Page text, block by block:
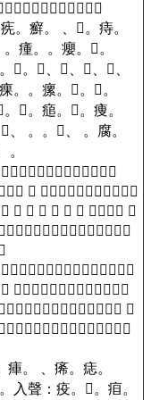
。 。 疳。 。 痜。 𤺨。 痦。
。 癬。 𤸟。 痔。
。 瘇。 。 癭。
𤵙。
𤵎。 𤻩、𤼛、𤹍、
𤼛、
㾧。 。 瘰。 𤹪。
𤻥。
。 𤹉。 㾽。 𤵨。 痩。
𤹳、 。 。 𤸗、 。
腐。
。
𤶆、𤶵。 痶。 。 𤻨。 。 𤹹。 。
。 㾖。 、 。 。 𤷋。 去聲：瘷。 瘀。
、 、 、 、 、 、 。 瘦。 。 、
𤵇。 疥。 瘻。 。 瘻。 瘶。 。 。 痸、
𤴨。 𤶝、疹。 疹、疢。 𤴻。 𤵜。
、 。 。 㾏。 疩。 。 㾒。 𤴱。 痗。
𤻌。 𤵣。 瘄。 瘹。 𤵼。 𤶍、𤵰、 。
。 疸。 。 㿅。 。 疛。 𤸒。 。 𤵞、
㾝。 、㾙。 痣。
。 入聲：疫。 𤹈。 㾇。